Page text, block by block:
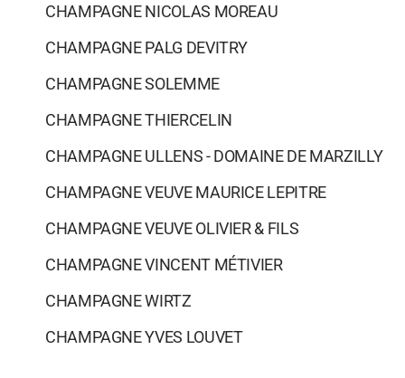
CHAMPAGNE NICOLAS MOREAU
CHAMPAGNE PALG DEVITRY
CHAMPAGNE SOLEMME
CHAMPAGNE THIERCELIN
CHAMPAGNE ULLENS - DOMAINE DE MARZILLY
CHAMPAGNE VEUVE MAURICE LEPITRE
CHAMPAGNE VEUVE OLIVIER & FILS
CHAMPAGNE VINCENT MÉTIVIER
CHAMPAGNE WIRTZ
CHAMPAGNE YVES LOUVET